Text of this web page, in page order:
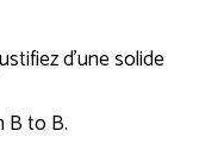
d’une solide
B to B.